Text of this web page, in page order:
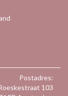
Postadres:
103